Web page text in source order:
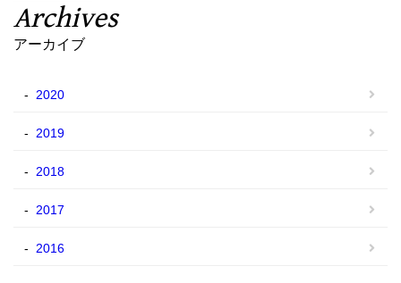
Archives
アーカイブ
2020
2019
2018
2017
2016